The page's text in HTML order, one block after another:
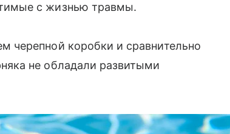
с жизнью травмы.
черепной коробки и сравнительно
не обладали развитыми